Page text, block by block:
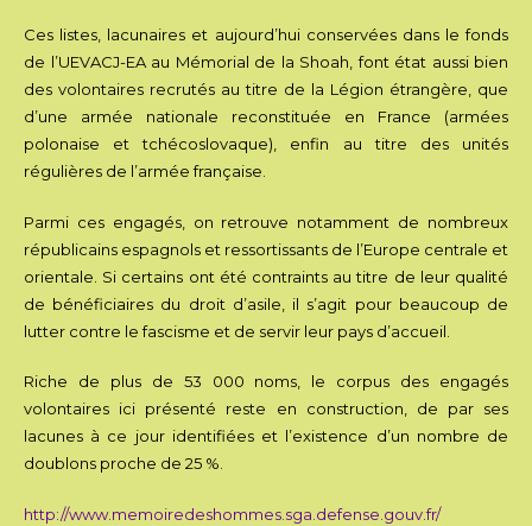
Ces listes, lacunaires et aujourd’hui conservées dans le fonds
de l’UEVACJ-EA au Mémorial de la Shoah, font état aussi bien
des volontaires recrutés au titre de la Légion étrangère, que
d’une armée nationale reconstituée en France (armées
polonaise et tchécoslovaque), enfin au titre des unités
régulières de l’armée française.
Parmi ces engagés, on retrouve notamment de nombreux
républicains espagnols et ressortissants de l’Europe centrale et
orientale. Si certains ont été contraints au titre de leur qualité
de bénéficiaires du droit d’asile, il s’agit pour beaucoup de
lutter contre le fascisme et de servir leur pays d’accueil.
Riche de plus de 53 000 noms, le corpus des engagés
volontaires ici présenté reste en construction, de par ses
lacunes à ce jour identifiées et l’existence d’un nombre de
doublons proche de 25 %.
http://www.memoiredeshommes.sga.defense.gouv.fr/